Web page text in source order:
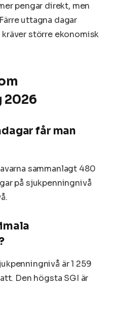
pengar direkt, men
uttagna dagar
större ekonomisk
2026
får man
sammanlagt 480
på sjukpenningnivå
är 1 259
Den högsta SGI är